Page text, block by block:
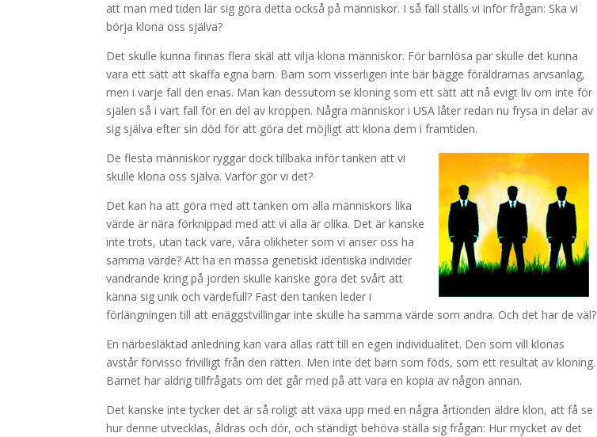
att man med tiden lär sig göra detta också på människor. I så fall ställs vi inför frågan: Ska vi
börja klona oss själva?
Det skulle kunna finnas flera skäl att vilja klona människor. För barnlösa par skulle det kunna
vara ett sätt att skaffa egna barn. Barn som visserligen inte bär bägge föräldrarnas arvsanlag,
men i varje fall den enas. Man kan dessutom se kloning som ett sätt att nå evigt liv om inte för
själen så i vart fall för en del av kroppen. Några människor i USA låter redan nu frysa in delar av
sig själva efter sin död för att göra det möjligt att klona dem i framtiden.
De flesta människor ryggar dock tillbaka inför tanken att vi
skulle klona oss själva. Varför gör vi det?
Det kan ha att göra med att tanken om alla människors lika
värde är nära förknippad med att vi alla är olika. Det är kanske
inte trots, utan tack vare, våra olikheter som vi anser oss ha
samma värde? Att ha en massa genetiskt identiska individer
vandrande kring på jorden skulle kanske göra det svårt att
känna sig unik och värdefull? Fast den tanken leder i
förlängningen till att enäggstvillingar inte skulle ha samma värde som andra. Och det har de väl?
En närbesläktad anledning kan vara allas rätt till en egen individualitet. Den som vill klonas
avstår förvisso frivilligt från den rätten. Men inte det barn som föds, som ett resultat av kloning.
Barnet har aldrig tillfrågats om det går med på att vara en kopia av någon annan.
Det kanske inte tycker det är så roligt att växa upp med en några årtionden äldre klon, att få se
hur denne utvecklas, åldras och dör, och ständigt behöva ställa sig frågan: Hur mycket av det